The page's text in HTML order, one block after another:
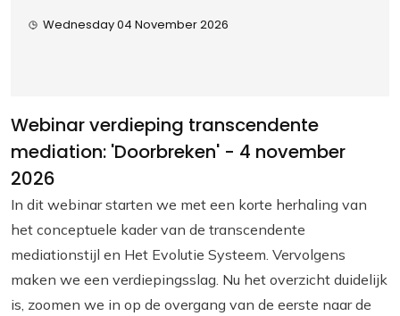
Wednesday 04 November 2026
Webinar verdieping transcendente
mediation: 'Doorbreken' - 4 november
2026
In dit webinar starten we met een korte herhaling van
het conceptuele kader van de transcendente
mediationstijl en Het Evolutie Systeem. Vervolgens
maken we een verdiepingsslag. Nu het overzicht duidelijk
is, zoomen we in op de overgang van de eerste naar de